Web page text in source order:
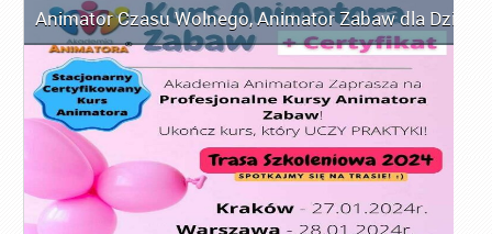
Animator Czasu Wolnego,Animator Zabaw dla Dzieci